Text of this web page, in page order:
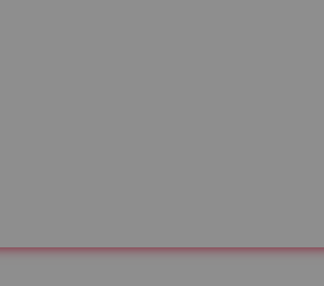
с реальностью, и вот, вместо
нового статуса в глазах горькие
себя накручивать, считать плохой
себе послеродовую депрессию —
в другом.